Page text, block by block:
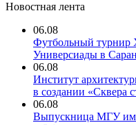
Новостная лента
06.08
Футбольный турнир
Универсиады в
06.08
Институт
в создании «Сквера
06.08
Выпускница МГУ